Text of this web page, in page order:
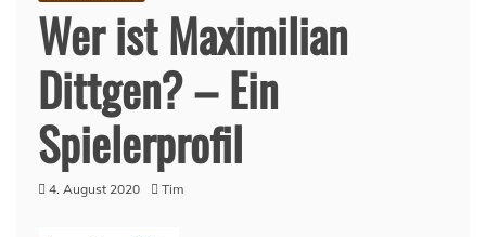
Wer ist Maximilian
Dittgen? – Ein
Spielerprofil
4. August 2020 Tim